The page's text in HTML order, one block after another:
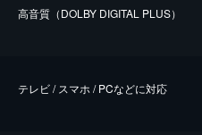
⾼⾳質（DOLBY DIGITAL PLUS）
テレビ / スマホ / PCなどに対応